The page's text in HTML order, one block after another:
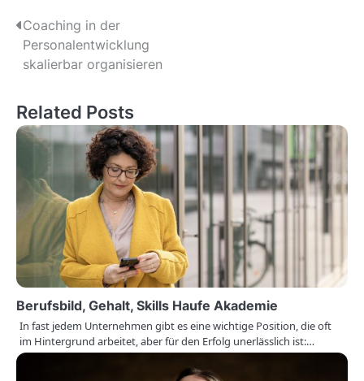
P
o
t
n
a
v
g
a
t
i
Coaching in der
Personalentwicklung
skalierbar organisieren
Related Posts
Berufsbild, Gehalt, Skills Haufe Akademie
In fast jedem Unternehmen gibt es eine wichtige Position, die oft
im Hintergrund arbeitet, aber für den Erfolg unerlässlich ist:…